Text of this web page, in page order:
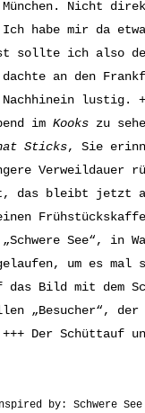
Nicht
Ich habe mir da
sollte ich also
an den
lustig.
im Kooks zu
Sticks, Sie
Verweildauer
das bleibt jetzt
See“, in
um es
das Bild mit dem
„Besucher“,
Der Schüttauf
by: Schwere